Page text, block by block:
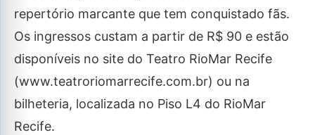
repertório marcante que tem conquistado fãs.
Os ingressos custam a partir de R$ 90 e estão
disponíveis no site do Teatro RioMar Recife
(www.teatroriomarrecife.com.br) ou na
bilheteria, localizada no Piso L4 do RioMar
Recife.